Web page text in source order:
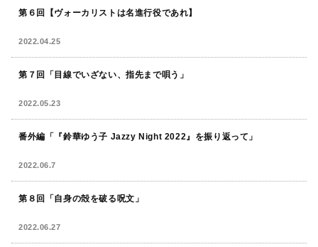
第６回【ヴォーカリストは名進行役であれ】
2022.04.25
第７回「目線でいざない、指先まで唄う」
2022.05.23
番外編「『鈴華ゆう子 Jazzy Night 2022』を振り返って」
2022.06.7
第８回「自身の殻を破る呪文」
2022.06.27